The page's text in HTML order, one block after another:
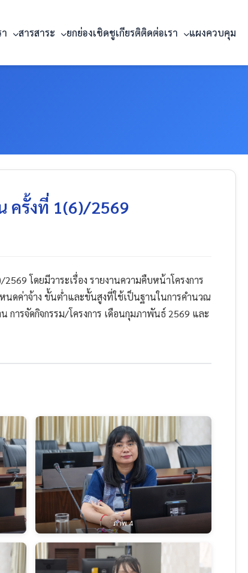
สารสาระ ยกย่องเชิดชูเกียรติติดต่อเรา แผงควบคุม
ครั้งที่ 1(6)/2569
โดยมีวาระเรื่อง รายงานความคืบหน้าโครงการ
นดค่าจ้าง ขั้นต่ำและขั้นสูงที่ใช้เป็นฐานในการคำนวณ
ารจัดกิจกรรม/โครงการ เดือนกุมภาพันธ์ 2569 และ
ภาพ 4